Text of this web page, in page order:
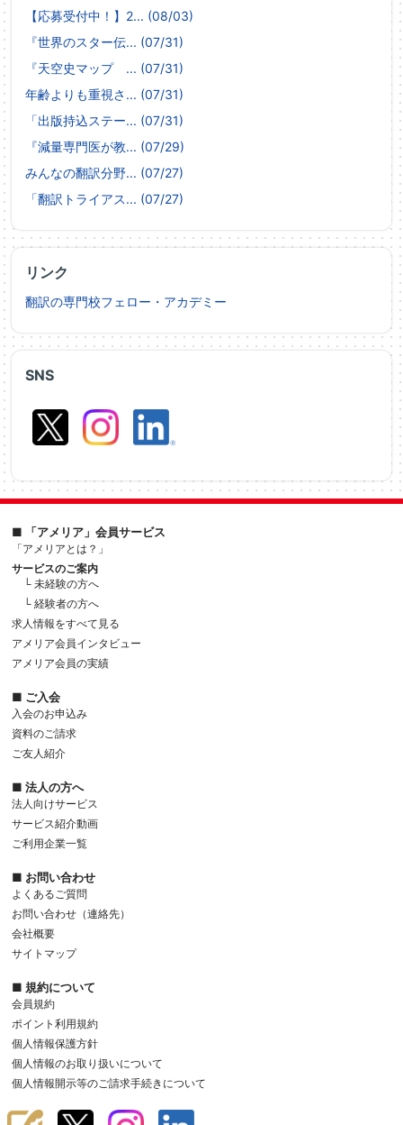
SNS
【応募受付中！】2... (08/03)
『世界のスター伝... (07/31)
『天空史マップ ... (07/31)
年齢よりも重視さ... (07/31)
「出版持込ステー... (07/31)
『減量専門医が教... (07/29)
みんなの翻訳分野... (07/27)
「翻訳トライアス... (07/27)
リンク
翻訳の専門校フェロー・アカデミー
■ 「アメリア」会員サービス
「アメリアとは？」
サービスのご案内
└ 未経験の方へ
└ 経験者の方へ
求人情報をすべて見る
アメリア会員インタビュー
アメリア会員の実績
■ ご入会
入会のお申込み
資料のご請求
ご友人紹介
■ 法人の方へ
法人向けサービス
サービス紹介動画
ご利用企業一覧
■ お問い合わせ
よくあるご質問
お問い合わせ（連絡先）
会社概要
サイトマップ
■ 規約について
会員規約
ポイント利用規約
個人情報保護方針
個人情報のお取り扱いについて
個人情報開示等のご請求手続きについて